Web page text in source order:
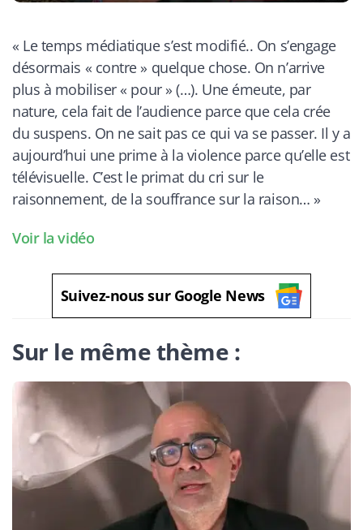
« Le temps médiatique s’est modifié.. On s’engage
désormais « contre » quelque chose. On n’arrive
plus à mobiliser « pour » (…). Une émeute, par
nature, cela fait de l’audience parce que cela crée
du suspens. On ne sait pas ce qui va se passer. Il y a
aujourd’hui une prime à la violence parce qu’elle est
télévisuelle. C’est le primat du cri sur le
raisonnement, de la souffrance sur la raison… »
Voir la vidéo
Suivez-nous sur Google News
Sur le même thème :